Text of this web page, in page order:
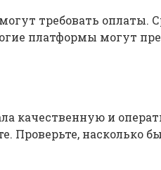
требовать оплаты.
платформы могут
качественную и
Проверьте, насколько